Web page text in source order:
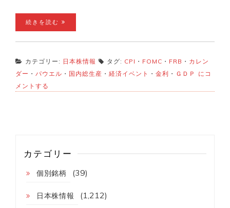
続きを読む
カテゴリー: 日本株情報 タグ: CPI ・ FOMC ・ FRB ・ カレン
ダー ・ パウエル ・ 国内総生産 ・ 経済イベント ・ 金利 ・ ＧＤＰ
今
週
にコ
メントする
カテゴリー
個別銘柄 (39)
日本株情報 (1,212)